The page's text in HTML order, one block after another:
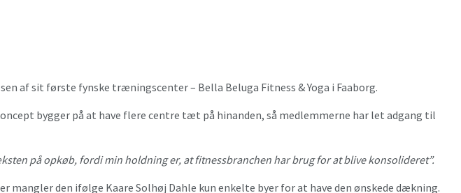
af sit første fynske træningscenter – Bella Beluga Fitness & Yoga i Faaborg.
bygger på at have flere centre tæt på hinanden, så medlemmerne har let adgang til
på opkøb, fordi min holdning er, at fitnessbranchen har brug for at blive konsolideret”.
mangler den ifølge Kaare Solhøj Dahle kun enkelte byer for at have den ønskede dækning.